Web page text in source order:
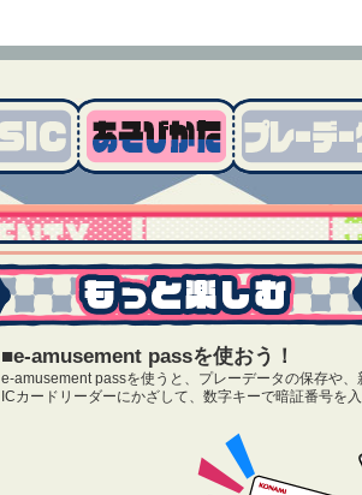
■e-amusement passを使おう！
e-amusement passを使うと、プレーデータの保存や
ICカードリーダーにかざして、数字キーで暗証番号を入